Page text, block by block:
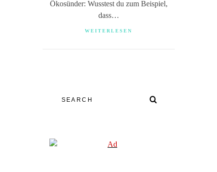
Ökosünder: Wusstest du zum Beispiel,
dass…
WEITERLESEN